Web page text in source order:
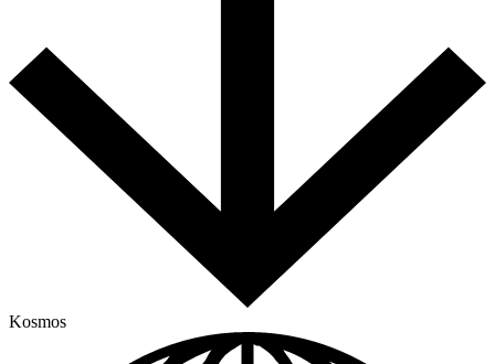
Kosmos